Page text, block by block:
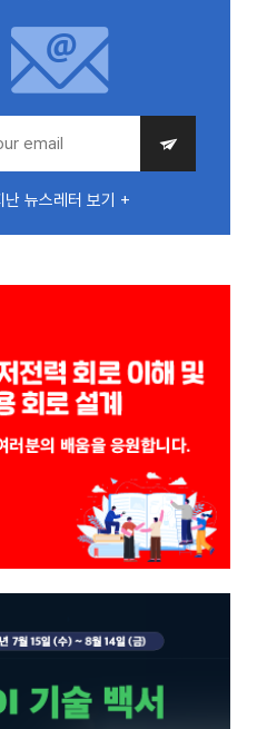
난 뉴스레터 보기 +